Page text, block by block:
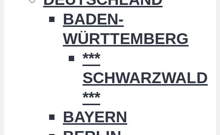
BADEN-
WÜRTTEMBERG
***
SCHWARZWALD
***
BAYERN